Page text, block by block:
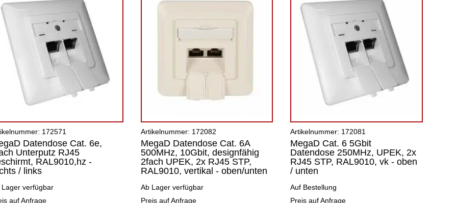
172571
Datendose Cat. 6e,
Unterputz RJ45
RAL9010,hz -
/ links
Lager verfügbar
auf Anfrage
Artikelnummer: 172082
MegaD Datendose Cat. 6A
500MHz, 10Gbit, designfähig
2fach UPEK, 2x RJ45 STP,
RAL9010, vertikal - oben/unten
Ab Lager verfügbar
Preis auf Anfrage
Artikelnummer: 172081
MegaD Cat. 6 5Gbit
Datendose 250MHz, UPEK, 2x
RJ45 STP, RAL9010, vk - oben
/ unten
Auf Bestellung
Preis auf Anfrage